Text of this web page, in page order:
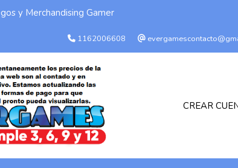
y Merchandising Gamer
1162006608
CREAR